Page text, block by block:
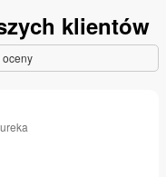
klientów